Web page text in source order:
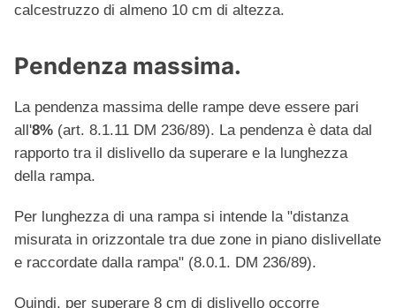
calcestruzzo di almeno 10 cm di altezza.
Pendenza massima.
La pendenza massima delle rampe deve essere pari
all'8% (art. 8.1.11 DM 236/89). La pendenza è data dal
rapporto tra il dislivello da superare e la lunghezza
della rampa.
Per lunghezza di una rampa si intende la "distanza
misurata in orizzontale tra due zone in piano dislivellate
e raccordate dalla rampa" (8.0.1. DM 236/89).
Quindi, per superare 8 cm di dislivello occorre